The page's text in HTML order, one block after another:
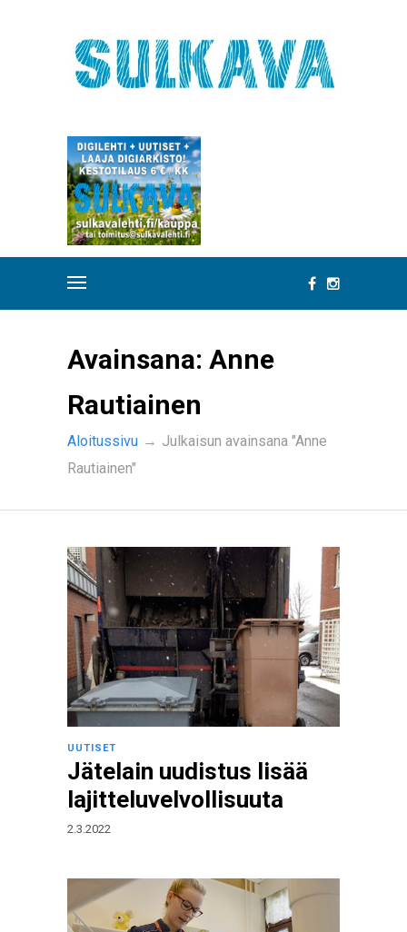
Avainsana: Anne
Rautiainen
Aloitussivu → Julkaisun avainsana "Anne
Rautiainen"
UUTISET
Jätelain uudistus lisää
lajitteluvelvollisuuta
2.3.2022